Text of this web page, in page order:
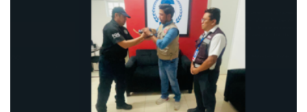
Quintana Roo Trabajadores Tren Maya